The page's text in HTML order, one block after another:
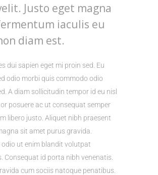
Justo eget magna
iaculis eu
diam est.
dui sapien eget mi proin sed. Eu
odio morbi quis commodo odio
A diam sollicitudin tempor id eu nisl
posuere ac ut consequat semper
libero justo. Aliquet nibh praesent
sit amet purus gravida.
ut enim blandit volutpat
Consequat id porta nibh venenatis.
cum sociis natoque penatibus.